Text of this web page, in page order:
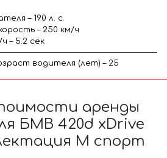
– 190 л. с.
– 250 км/ч
– 5.2 сек
водителя (лет) – 25
аренды
БМВ 420d xDrive
М спорт